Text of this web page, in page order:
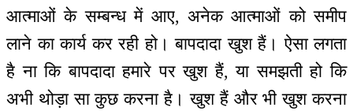
आत्माओं के सम्बन्ध में आए, अनेक आत्माओं को समीप
लाने का कार्य कर रही हो। बापदादा खुश हैं। ऐसा लगता
है ना कि बापदादा हमारे पर खुश हैं, या समझती हो कि
अभी थोड़ा सा कुछ करना है। खुश हैं और भी खुश करना